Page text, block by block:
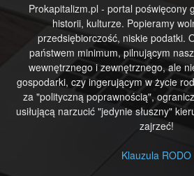
Prokapitalizm.pl - portal poświęcony
historii, kulturze. Popieramy
przedsiębiorczość, niskie podatki.
państwem minimum, pilnującym
wewnętrznego i zewnętrznego, ale
gospodarki, czy ingerującym w życie
za "polityczną poprawnością",
usiłującą narzucić "jedynie słuszny"
zajrzeć!
Klauzula RODO